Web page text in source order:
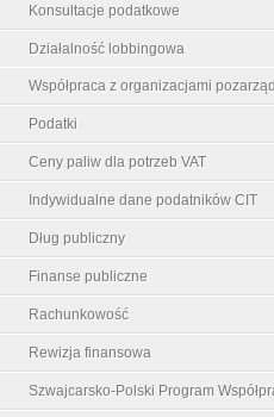
Konsultacje podatkowe
Działalność lobbingowa
Współpraca z organizacjami
Podatki
Ceny paliw dla potrzeb VAT
Indywidualne dane podatników CIT
Dług publiczny
Finanse publiczne
Rachunkowość
Rewizja finansowa
Szwajcarsko-Polski Program